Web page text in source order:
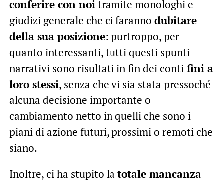
conferire con noitramite monologhi e
giudizi generale che ci faranno dubitare
della sua posizione: purtroppo, per
quanto interessanti, tutti questi spunti
narrativi sono risultati in fin dei contifini a
loro stessi, senza che vi sia stata pressoché
alcuna decisione importante o
cambiamento netto in quelli che sono i
piani di azione futuri, prossimi o remoti che
siano.
Inoltre, ci ha stupito la totale mancanza